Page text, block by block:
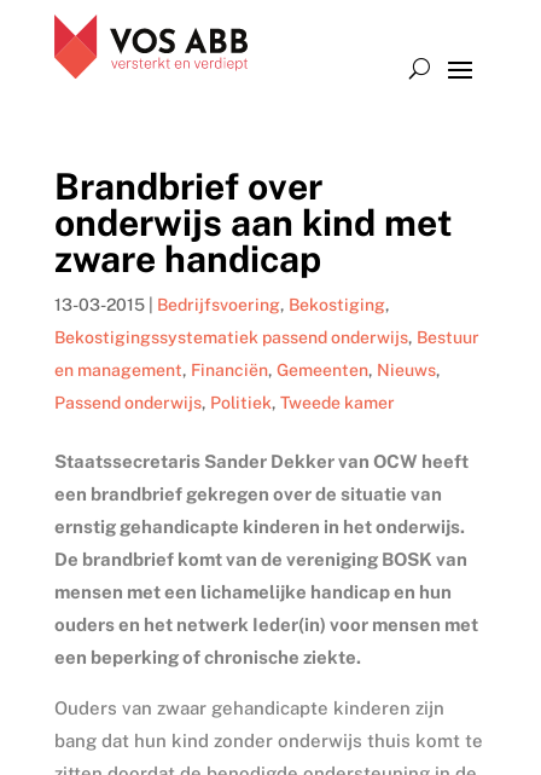
Brandbrief over
onderwijs aan kind met
zware handicap
13-03-2015| Bedrijfsvoering, Bekostiging,
Bekostigingssystematiek passend onderwijs, Bestuur
en management, Financiën, Gemeenten, Nieuws,
Passend onderwijs, Politiek, Tweede kamer
Staatssecretaris Sander Dekker van OCW heeft
een brandbrief gekregen over de situatie van
ernstig gehandicapte kinderen in het onderwijs.
De brandbrief komt van de vereniging BOSK van
mensen met een lichamelijke handicap en hun
ouders en het netwerk Ieder(in) voor mensen met
een beperking of chronische ziekte.
Ouders van zwaar gehandicapte kinderen zijn
bang dat hun kind zonder onderwijs thuis komt te